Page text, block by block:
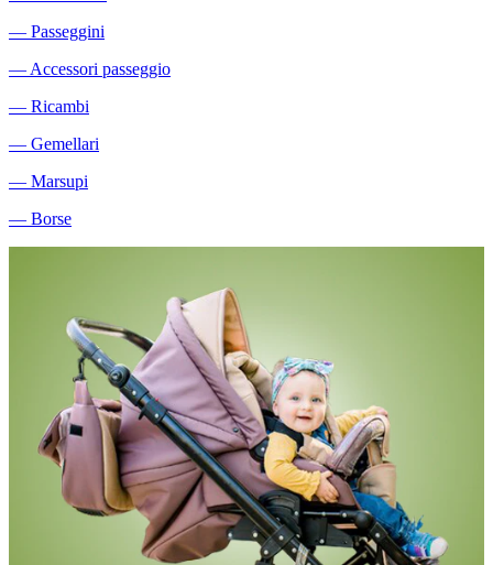
― Passeggini
― Accessori passeggio
― Ricambi
― Gemellari
― Marsupi
― Borse